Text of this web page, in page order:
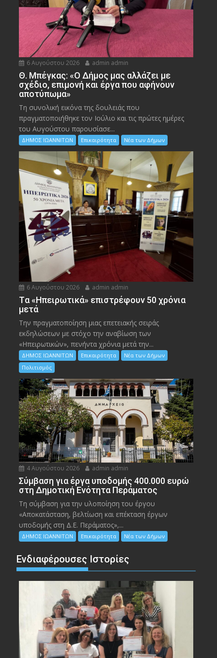
6 Αυγούστου 2026 admin admin
Θ. Μπέγκας: «Ο Δήμος μας αλλάζει με
σχέδιο, επιμονή και έργα που αφήνουν
αποτύπωμα»
Τη συνολική εικόνα της δουλειάς που
πραγματοποιήθηκε τον Ιούλιο και τις πρώτες ημέρες
του Αυγούστου παρουσίασε...
ΔΗΜΟΣ ΙΩΑΝΝΙΤΩΝ Επικαιρότητα Νέα των Δήμων
6 Αυγούστου 2026 admin admin
Tα «Ηπειρωτικά» επιστρέφουν 50 χρόνια
μετά
Την πραγματοποίηση μιας επετειακής σειράς
εκδηλώσεων με στόχο την αναβίωση των
«Ηπειρωτικών», πενήντα χρόνια μετά την...
ΔΗΜΟΣ ΙΩΑΝΝΙΤΩΝ Επικαιρότητα
Νέα των Δήμων
Πολιτισμός
4 Αυγούστου 2026 admin admin
Σύμβαση για έργα υποδομής 400.000 ευρώ
στη Δημοτική Ενότητα Περάματος
Τη σύμβαση για την υλοποίηση του έργου
«Αποκατάσταση, βελτίωση και επέκταση έργων
υποδομής στη Δ.Ε. Περάματος»,...
ΔΗΜΟΣ ΙΩΑΝΝΙΤΩΝ Επικαιρότητα Νέα των Δήμων
Ενδιαφέρουσες Ιστορίες